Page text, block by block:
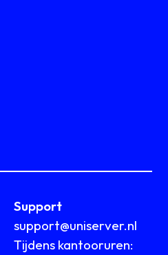
Support
support@uniserver.nl
Tijdens kantooruren: